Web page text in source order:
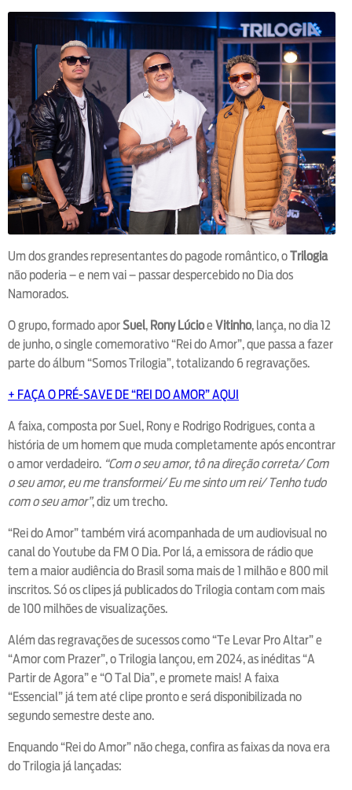
Um dos grandes representantes do pagode romântico, oTrilogia
não poderia – e nem vai – passar despercebido no Dia dos
Namorados.
O grupo, formado aporSuel, Rony Lúcioe Vitinho, lança, no dia 12
de junho, o single comemorativo “Rei do Amor”, que passa a fazer
parte do álbum “Somos Trilogia”, totalizando 6 regravações.
+ FAÇA O PRÉ-SAVE DE “REI DO AMOR” AQUI
A faixa, composta por Suel, Rony e Rodrigo Rodrigues, conta a
história de um homem que muda completamente após encontrar
o amor verdadeiro. “Com o seu amor, tô na direção correta/ Com
o seu amor, eu me transformei/ Eu me sinto um rei/ Tenho tudo
com o seu amor”, diz um trecho.
“Rei do Amor” também virá acompanhada de um audiovisual no
canal do Youtube da FM O Dia. Por lá, a emissora de rádio que
tem a maior audiência do Brasil soma mais de 1 milhão e 800 mil
inscritos. Só os clipes já publicados do Trilogia contam com mais
de 100 milhões de visualizações.
Além das regravações de sucessos como “Te Levar Pro Altar” e
“Amor com Prazer”, o Trilogia lançou, em 2024, as inéditas “A
Partir de Agora” e “O Tal Dia”, e promete mais! A faixa
“Essencial” já tem até clipe pronto e será disponibilizada no
segundo semestre deste ano.
Enquando “Rei do Amor” não chega, confira as faixas da nova era
do Trilogia já lançadas: